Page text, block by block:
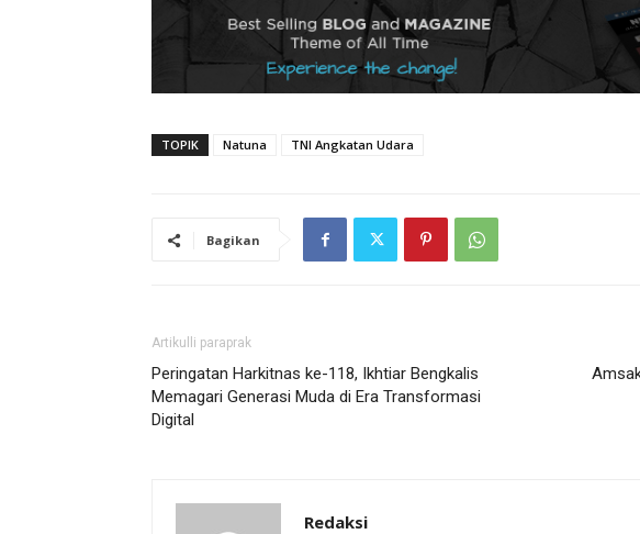
TOPIK Natuna TNI Angkatan Udara
Bagikan
Artikulli paraprak
Peringatan Harkitnas ke-118, Ikhtiar Bengkalis
Memagari Generasi Muda di Era Transformasi
Digital
Redaksi